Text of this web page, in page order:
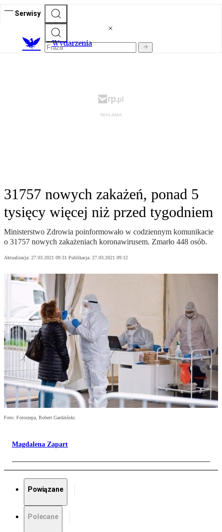
Serwisy
Wydarzenia
31757 nowych zakażeń, ponad 5
tysięcy więcej niż przed tygodniem
Ministerstwo Zdrowia poinformowało w codziennym komunikacie
o 31757 nowych zakażeniach koronawirusem. Zmarło 448 osób.
Aktualizacja: 27.03.2021 09:31 Publikacja: 27.03.2021 09:12
Foto: Fotorzepa, Robert Gardziński
Magdalena Zapart
Powiązane
Polecane